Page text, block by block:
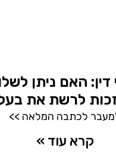
דין: האם ניתן
לרשת את
לכתבה המלאה >>
קרא עוד »